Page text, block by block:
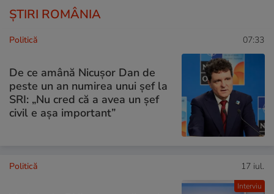
ȘTIRI ROMÂNIA
Politică 07:33
De ce amână Nicușor Dan de
peste un an numirea unui șef la
SRI: „Nu cred că a avea un şef
civil e așa important”
Interviu
Politică 17 iul.